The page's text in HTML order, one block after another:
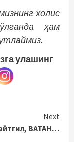
холис
ҳам
улашинг
Next
ВАТАН…